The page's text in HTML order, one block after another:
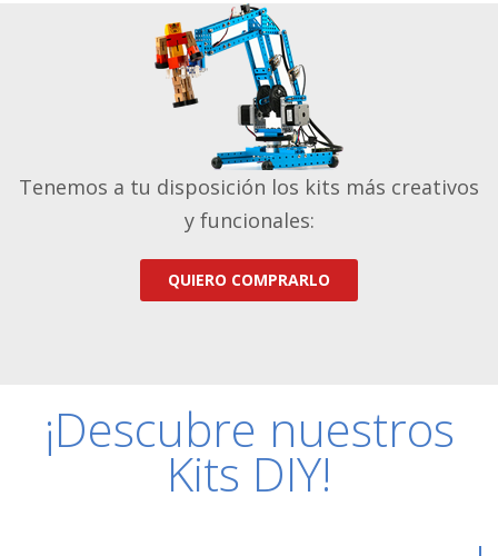
Tenemos a tu disposición los kits más creativos
y funcionales:
QUIERO COMPRARLO
¡Descubre nuestros
Kits DIY!